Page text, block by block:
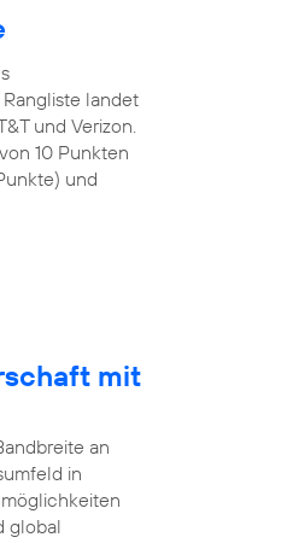
landet
und Verizon.
10 Punkten
und
mit
an
in
global